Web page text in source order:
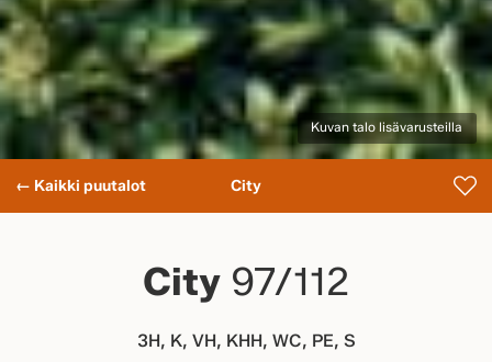
Kuvan talo lisävarusteilla
← Kaikki puutalot City
City 97/112
3H, K, VH, KHH, WC, PE, S